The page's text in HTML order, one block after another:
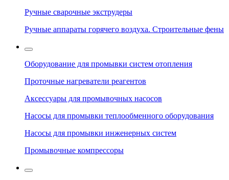
Ручные сварочные экструдеры
Ручные аппараты горячего воздуха. Строительные фены
Оборудование для промывки систем отопления
Проточные нагреватели реагентов
Аксессуары для промывочных насосов
Насосы для промывки теплообменного оборудования
Насосы для промывки инженерных систем
Промывочные компрессоры